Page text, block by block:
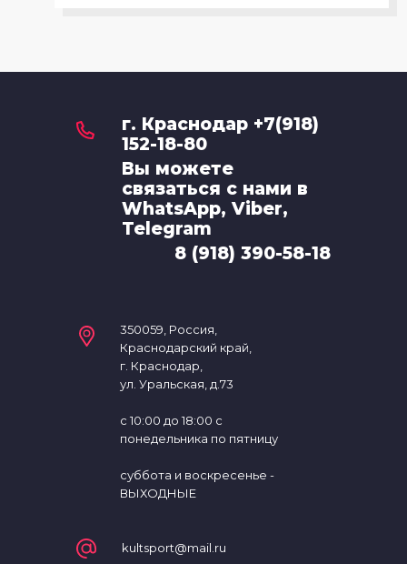
г. Краснодар +7(918)
152-18-80
Вы можете
связаться с нами в
WhatsApp, Viber,
Telegram
8 (918) 390-58-18
350059, Россия,
Краснодарский край,
г. Краснодар,
ул. Уральская, д.73
с 10:00 до 18:00 с
понедельника по пятницу
суббота и воскресенье -
ВЫХОДНЫЕ
kultsport@mail.ru